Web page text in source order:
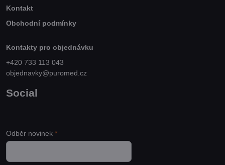
Kontakt
Obchodní podmínky
Kontakty pro objednávku
+420 733 113 043
objednavky@puromed.cz
Social
Odběr novinek *